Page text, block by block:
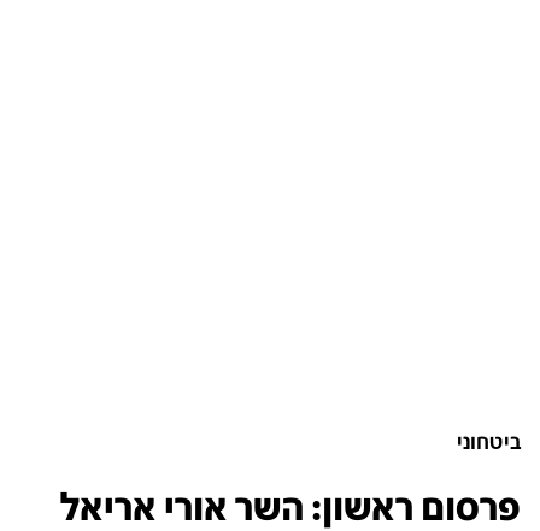
ביטחוני
פרסום ראשון: השר אורי אריאל